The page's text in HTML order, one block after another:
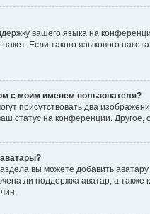
вашего языка на
Если такого языкового
с моим именем пользователя?
присутствовать два
статус на конференции. Другое,
вы можете добавить
ли поддержка аватар, а